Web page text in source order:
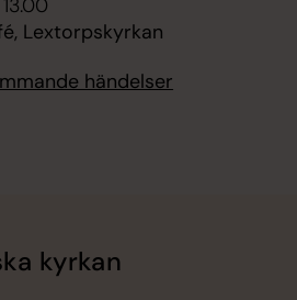
Lextorpskyrkan
händelser
kyrkan